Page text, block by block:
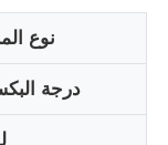
جولة في المعمل
ضبط الجودة
نوع
درجة